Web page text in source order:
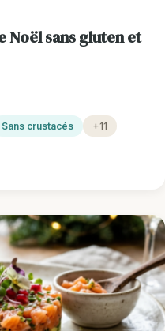
Noël sans gluten et
Sans crustacés +11